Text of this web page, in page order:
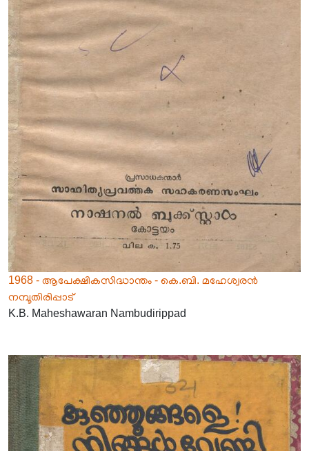
1968 - ആപേക്ഷികസിദ്ധാന്തം - കെ.ബി. മഹേശ്വരൻ
നമ്പൂതിരിപ്പാട്
K.B. Maheshawaran Nambudirippad